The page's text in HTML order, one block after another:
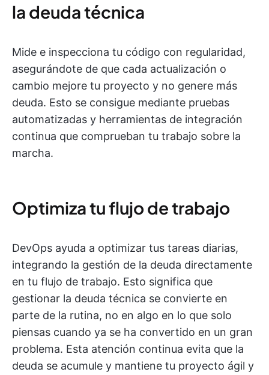
la deuda técnica
Mide e inspecciona tu código con regularidad,
asegurándote de que cada actualización o
cambio mejore tu proyecto y no genere más
deuda. Esto se consigue mediante pruebas
automatizadas y herramientas de integración
continua que comprueban tu trabajo sobre la
marcha.
Optimiza tu flujo de trabajo
DevOps ayuda a optimizar tus tareas diarias,
integrando la gestión de la deuda directamente
en tu flujo de trabajo. Esto significa que
gestionar la deuda técnica se convierte en
parte de la rutina, no en algo en lo que solo
piensas cuando ya se ha convertido en un gran
problema. Esta atención continua evita que la
deuda se acumule y mantiene tu proyecto ágil y